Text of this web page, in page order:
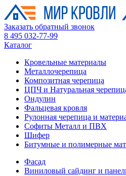
Заказать обратный звонок
8 495 032-77-99
Каталог
Кровельные материалы
Металлочерепица
Композитная черепица
ЦПЧ и Натуральная
Ондулин
Фальцевая кровля
Рулонная черепица и
Софиты Металл и ПВХ
Шифер
Битумные и полимерные
Фасад
Виниловый сайдинг и